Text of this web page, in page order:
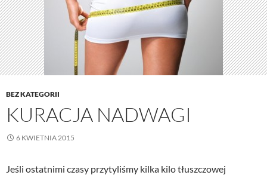
BEZ KATEGORII
KURACJA NADWAGI
6 KWIETNIA 2015
Jeśli ostatnimi czasy przytyliśmy kilka kilo tłuszczowej